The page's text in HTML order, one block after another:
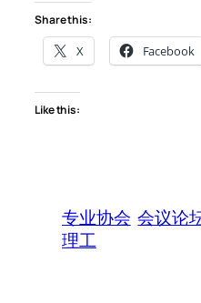
Share this:
X Facebook
Like this:
专业协会 会议论
理工